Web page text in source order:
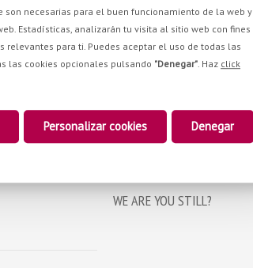
son necesarias para el buen funcionamiento de la web y
Estadísticas, analizarán tu visita al sitio web con fines
para ti. Puedes aceptar el uso de todas las
las cookies opcionales pulsando "Denegar" . Haz click
Personalizar cookies Denegar
WE ARE YOU STILL?